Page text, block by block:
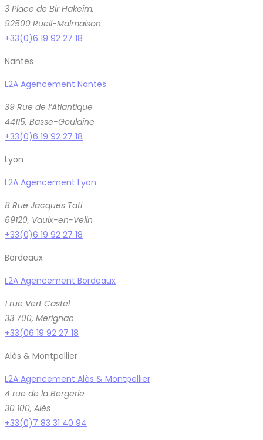
3 Place de Bir Hakeim,
92500 Rueil-Malmaison
+33(0)6 19 92 27 18
Nantes
L2A Agencement Nantes
39 Rue de l’Atlantique
44115, Basse-Goulaine
+33(0)6 19 92 27 18
Lyon
L2A Agencement Lyon
8 Rue Jacques Tati
69120, Vaulx-en-Velin
+33(0)6 19 92 27 18
Bordeaux
L2A Agencement Bordeaux
1 rue Vert Castel
33 700, Merignac
+33(06 19 92 27 18
Alès & Montpellier
L2A Agencement Alès & Montpellier
4 rue de la Bergerie
30 100, Alès
+33(0)7 83 31 40 94